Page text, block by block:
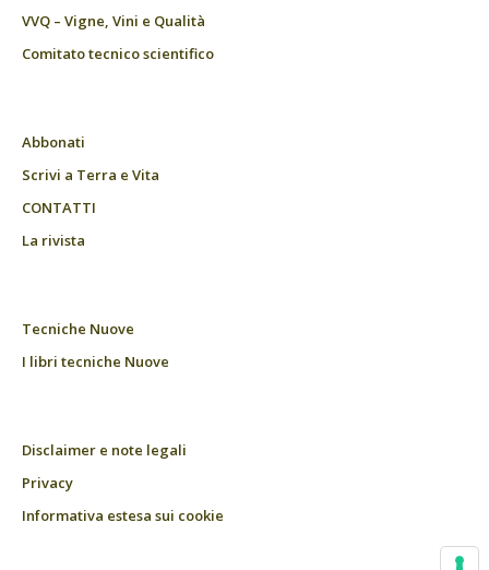
VVQ – Vigne, Vini e Qualità
Comitato tecnico scientifico
Abbonati
Scrivi a Terra e Vita
CONTATTI
La rivista
Tecniche Nuove
I libri tecniche Nuove
Disclaimer e note legali
Privacy
Informativa estesa sui cookie